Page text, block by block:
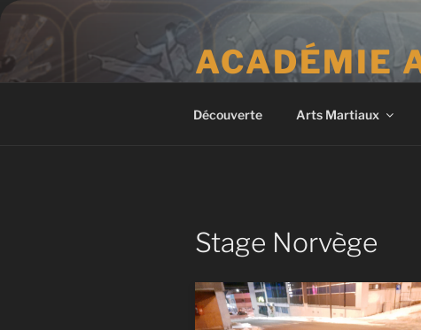
Aller
contenu
principal
ACADÉMIE
Découverte Arts Martiaux
Stage Norvège